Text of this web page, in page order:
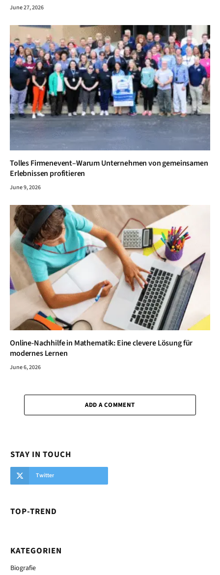
June 27, 2026
Tolles Firmenevent–Warum Unternehmen von gemeinsamen
Erlebnissen profitieren
June 9, 2026
Online-Nachhilfe in Mathematik: Eine clevere Lösung für
modernes Lernen
June 6, 2026
ADD A COMMENT
STAY IN TOUCH
Twitter
TOP-TREND
KATEGORIEN
Biografie